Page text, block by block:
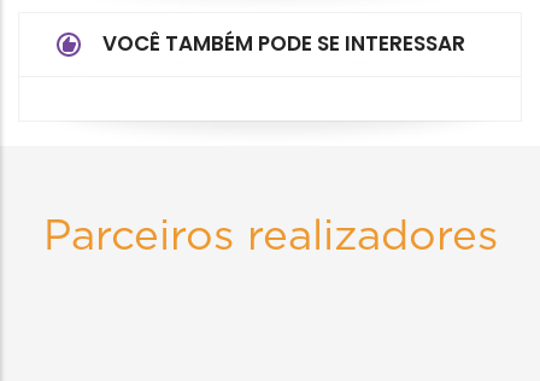
VOCÊ TAMBÉM PODE SE INTERESSAR
Parceiros realizadores